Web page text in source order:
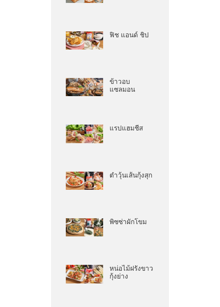
ฟิช แอนด์ ชิป
ข้าวอบ
แซลมอน
แรปแฮมชีส
ตำวุ้นเส้นกุ้งสุก
พิซซ่าผักโขม
หน่อไม้ฝรั่งขาว
กุ้งย่าง